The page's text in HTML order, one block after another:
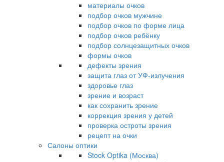
материалы очков
подбор очков мужчине
подбор очков по форме лица
подбор очков ребёнку
подбор солнцезащитных очков
формы очков
дефекты зрения
защита глаз от УФ-излучения
здоровье глаз
зрение и возраст
как сохранить зрение
коррекция зрения у детей
проверка остроты зрения
рецепт на очки
Салоны оптики
Stock Optika (Москва)